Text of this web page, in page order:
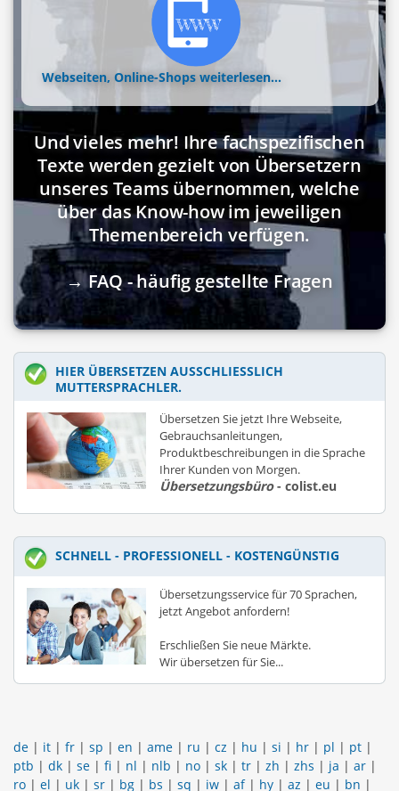
Webseiten, Online-Shops weiterlesen...
Und vieles mehr! Ihre fachspezifischen
Texte werden gezielt von Übersetzern
unseres Teams übernommen, welche
über das Know-how im jeweiligen
Themenbereich verfügen.
→ FAQ - häufig gestellte Fragen
HIER ÜBERSETZEN AUSSCHLIESSLICH M
UTTERSPRACHLER.
Übersetzen Sie jetzt Ihre Webseite,
Gebrauchsanleitungen,
Produktbeschreibungen in die Sprache
Ihrer Kunden von Morgen.
Übersetzungsbüro- colist.eu
SCHNELL - PROFESSIONELL - KOSTENGÜNSTIG
Übersetzungsservice für 70 Sprachen,
jetzt Angebot anfordern!
Erschließen Sie neue Märkte.
Wir übersetzen für Sie...
de | it | fr | sp | en | ame | ru | cz | hu | si | hr | pl | pt |
ptb | dk | se | fi | nl | nlb | no | sk | tr | zh | zhs | ja | ar |
ro | el | uk | sr | bg | bs | sq | iw | af| hy | az | eu | bn |